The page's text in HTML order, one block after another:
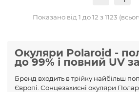
Показано від 1 до 12 з 1123
Окуляри Polaroid -
до 99% і повний UV
Бренд входить в трійку найбільш
Європі. Сонцезахисні окуляри